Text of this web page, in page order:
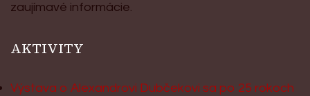
zaujímavé informácie.
AKTIVITY
Výstava o Alexandrovi Dubčekovi sa po 25 rokoch